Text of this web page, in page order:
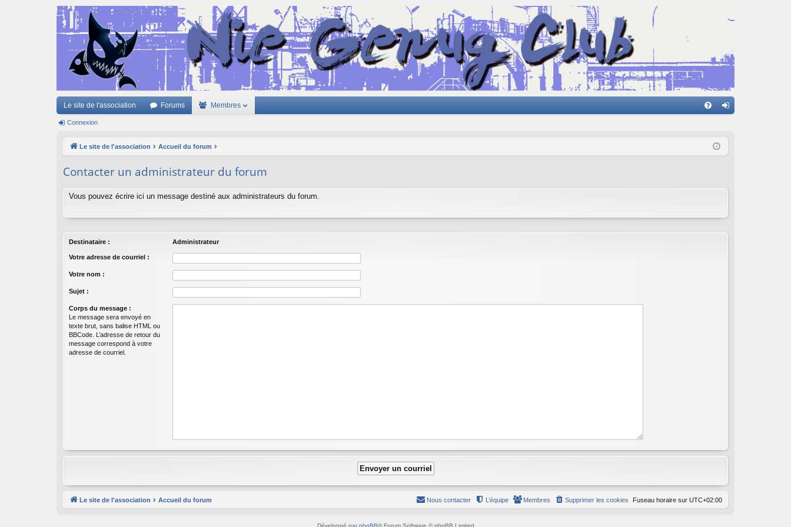
Le site de l'association Forums Membres
ne
Connexion
Le site de l'association Accueil du forum
Contacter un administrateur du forum
Vous pouvez écrire ici un message destiné aux administrateurs du forum.
Destinataire : Administrateur
Votre adresse de courriel :
Votre nom :
Sujet :
Corps du message :
Le message sera envoyé en
texte brut, sans balise HTML ou
BBCode. L’adresse de retour du
message correspond à votre
adresse de courriel.
Le site de l'association Accueil du forum Fuseau horaire sur UTC+02:00
Supprimer les cookies
Membres
L’équipe
Nous contacter
Développé par phpBB® Forum Software © phpBB Limited